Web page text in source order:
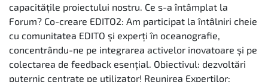
capacitățile proiectului nostru. Ce s-a întâmplat la
Forum? Co-creare EDITO2: Am participat la întâlniri cheie
cu comunitatea EDITO și experți în oceanografie,
concentrându-ne pe integrarea activelor inovatoare și pe
colectarea de feedback esențial. Obiectivul: dezvoltări
puternic centrate pe utilizator! Reunirea Experților: